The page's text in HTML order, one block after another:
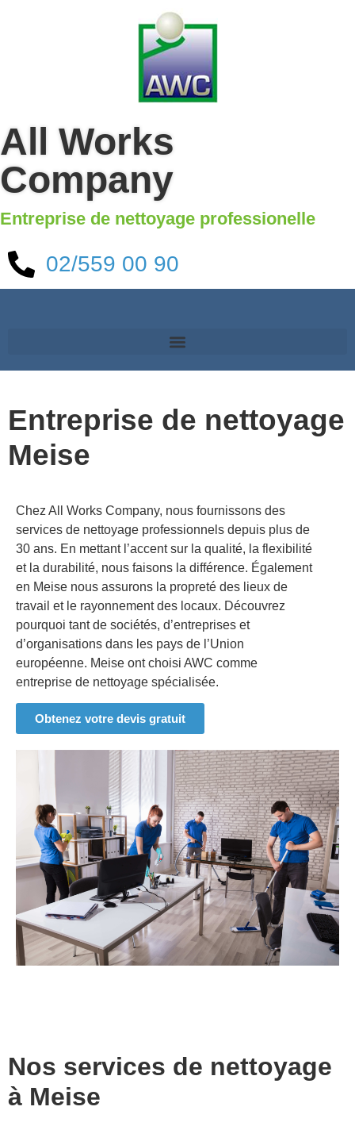
All Works
Company
Entreprise de nettoyage professionelle
02/559 00 90
Entreprise de nettoyage
Meise
Chez All Works Company, nous fournissons des
services de nettoyage professionnels depuis plus de
30 ans. En mettant l’accent sur la qualité, la flexibilité
et la durabilité, nous faisons la différence. Également
en Meise nous assurons la propreté des lieux de
travail et le rayonnement des locaux. Découvrez
pourquoi tant de sociétés, d’entreprises et
d’organisations dans les pays de l’Union
européenne. Meise ont choisi AWC comme
entreprise de nettoyage spécialisée.
Obtenez votre devis gratuit
Nos services de nettoyage
à Meise